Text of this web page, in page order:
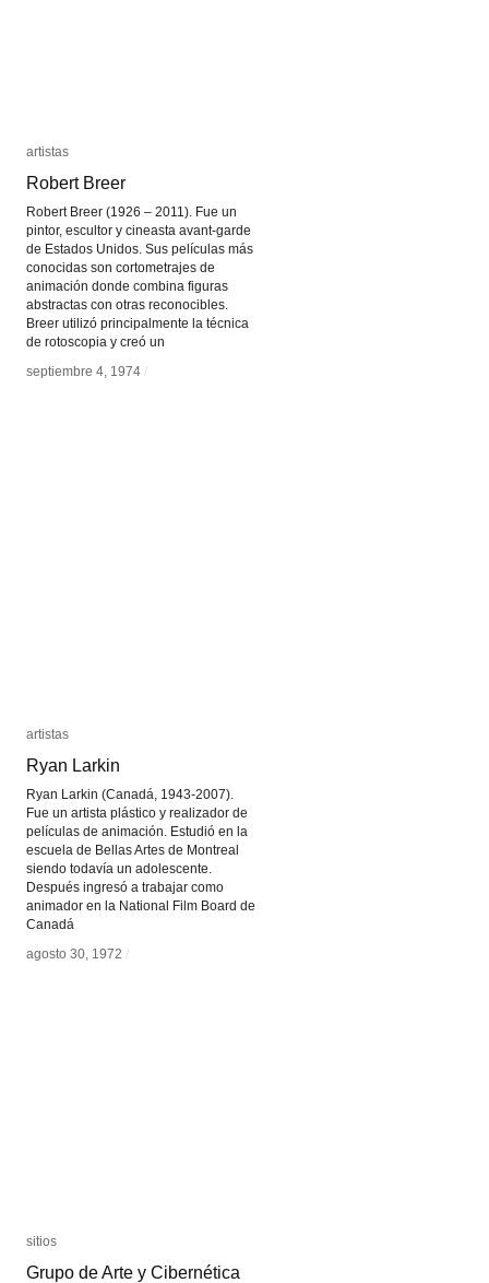
artistas
Robert Breer
Robert Breer (1926 – 2011). Fue un
pintor, escultor y cineasta avant-garde
de Estados Unidos. Sus películas más
conocidas son cortometrajes de
animación donde combina figuras
abstractas con otras reconocibles.
Breer utilizó principalmente la técnica
de rotoscopia y creó un
septiembre 4, 1974 /
artistas
Robert Breer
septiembre 4, 1974 /
artistas
Ryan Larkin
Ryan Larkin (Canadá, 1943-2007).
Fue un artista plástico y realizador de
películas de animación. Estudió en la
escuela de Bellas Artes de Montreal
siendo todavía un adolescente.
Después ingresó a trabajar como
animador en la National Film Board de
Canadá
agosto 30, 1972 /
artistas
Ryan Larkin
agosto 30, 1972 /
sitios
Grupo de Arte y Cibernética
sitios
Grupo de Arte y Cibernética